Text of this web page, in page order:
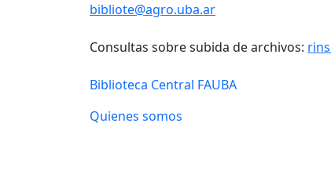
bibliote@agro.uba.ar
Consultas sobre subida de archivos:
Biblioteca Central FAUBA
Quienes somos